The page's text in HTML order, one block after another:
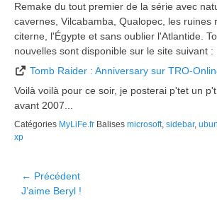
Remake du tout premier de la série avec
cavernes, Vilcabamba, Qualopec, les ruines
citerne, l'Égypte et sans oublier l'Atlantide.
nouvelles sont disponible sur le site suivant :
Tomb Raider : Anniversary sur TRO-
Voilà voilà pour ce soir, je posterai p'tet un
avant 2007...
Catégories MyLiFe.fr Balises microsoft, sidebar,
xp
Navigation
de
← Précédent
Article
J’aime Beryl !